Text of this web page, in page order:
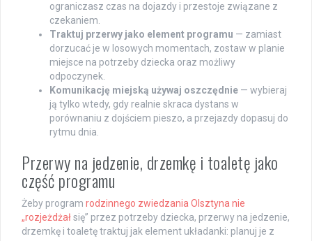
ograniczasz czas na dojazdy i przestoje związane z
czekaniem.
Traktuj przerwy jako element programu — zamiast
dorzucać je w losowych momentach, zostaw w planie
miejsce na potrzeby dziecka oraz możliwy
odpoczynek.
Komunikację miejską używaj oszczędnie — wybieraj
ją tylko wtedy, gdy realnie skraca dystans w
porównaniu z dojściem pieszo, a przejazdy dopasuj do
rytmu dnia.
Przerwy na jedzenie, drzemkę i toaletę jako
część programu
Żeby program rodzinnego zwiedzania Olsztyna nie
„rozjeżdżałsię” przez potrzeby dziecka, przerwy na jedzenie,
drzemkę i toaletę traktuj jak element układanki: planuj je z